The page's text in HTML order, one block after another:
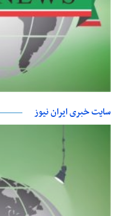
سایت خبری ایران نیوز